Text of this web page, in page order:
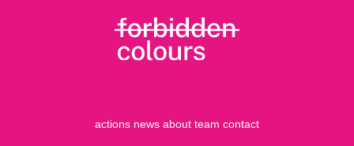
actions news about team contact